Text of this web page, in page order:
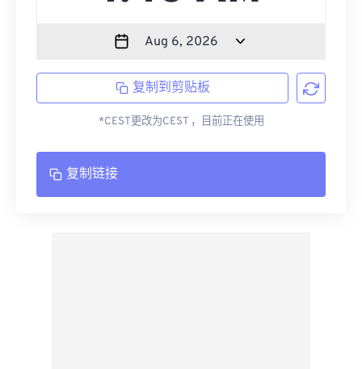
复制到剪贴板
*CEST更改为CEST ，目前正在使用
复制链接